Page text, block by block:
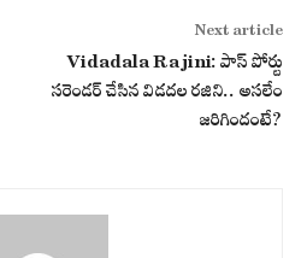
Next article
Vidadala Rajini: పాస్‌ పోర్టు
సరెండర్ చేసిన విడదల రజిని.. అసలేం
జరిగిందంటే?